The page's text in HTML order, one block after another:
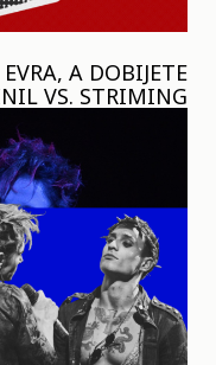
A DOBIJETE
VS. STRIMING